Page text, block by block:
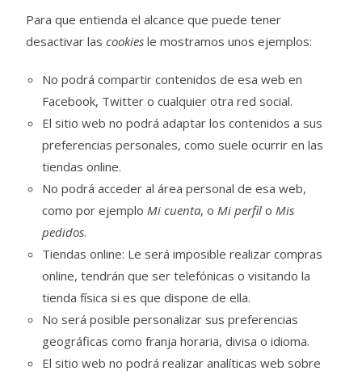
Para que entienda el alcance que puede tener
desactivar lascookies le mostramos unos ejemplos:
No podrá compartir contenidos de esa web en
Facebook, Twitter o cualquier otra red social.
El sitio web no podrá adaptar los contenidos a sus
preferencias personales, como suele ocurrir en las
tiendas online.
No podrá acceder al área personal de esa web,
como por ejemploMi cuenta, oMi perfil oMis
pedidos.
Tiendas online: Le será imposible realizar compras
online, tendrán que ser telefónicas o visitando la
tienda física si es que dispone de ella.
No será posible personalizar sus preferencias
geográficas como franja horaria, divisa o idioma.
El sitio web no podrá realizar analíticas web sobre